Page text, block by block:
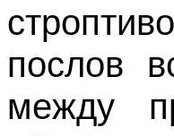
послов
между